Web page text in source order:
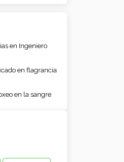
en Ingeniero
en flagrancia
en la sangre